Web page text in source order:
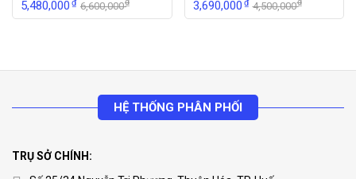
point không có khả năng cấp IP.
5,480,000₫ 6,600,000 3,690,000₫ 4,500,000
HỆ THỐNG PHÂN PHỐI
TRỤ SỞ CHÍNH: